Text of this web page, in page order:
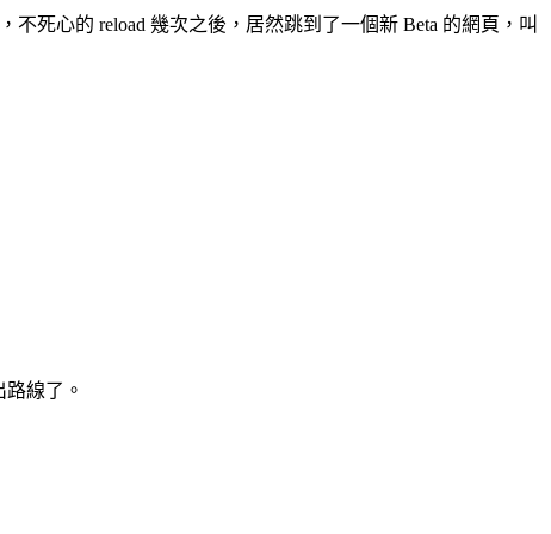
死心的 reload 幾次之後，居然跳到了一個新 Beta 的網頁，叫
線了。